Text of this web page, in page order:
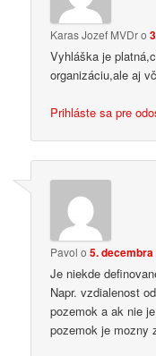
Karas Jozef MVDro
Vyhláška je
organizáciu,ale aj
Prihláste sa pre
Pavol o5.
Je niekde
Napr. vzdialenost
pozemok a ak nie
pozemok je mozny